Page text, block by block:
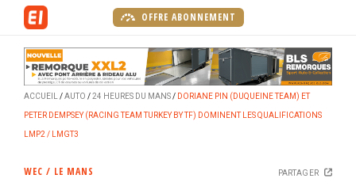
OFFRE ABONNEMENT
ACCUEIL AUTO 24 HEURES DU MANS DORIANE PIN (DUQUEINE TEAM) ET
PETER DEMPSEY (RACING TEAM TURKEY BY TF) DOMINENT LES QUALIFICATIONS
LMP2 / LMGT3
WEC / LE MANS PARTAGER